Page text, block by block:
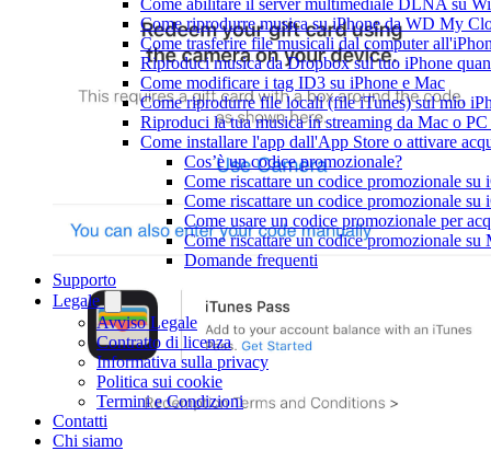
Come abilitare il server multimediale DLNA su
Come riprodurre musica su iPhone da WD My
Come trasferire file musicali dal computer
Riproduci musica da Dropbox sul tuo iPhone
Come modificare i tag ID3 su iPhone e Mac
Come riprodurre file locali (file iTunes) sul mio
Riproduci la tua musica in streaming da Mac o
Come installare l'app dall'App Store o attivare
Cos’è un codice promozionale?
Come riscattare un codice promozionale su
Come riscattare un codice promozionale su
Come usare un codice promozionale per
Come riscattare un codice promozionale su
Domande frequenti
Supporto
Legale
Avviso Legale
Contratto di licenza
Informativa sulla privacy
Politica sui cookie
Termini e Condizioni
Contatti
Chi siamo